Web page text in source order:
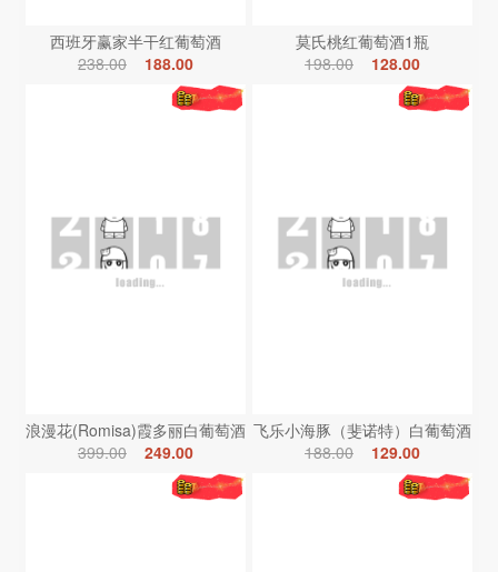
西班牙赢家半干红葡萄酒
238.00
188.00
莫氏桃红葡萄酒1瓶
198.00
128.00
浪漫花(Romisa)霞多丽白葡萄酒
399.00
249.00
飞乐小海豚（斐诺特）白葡萄酒
188.00
129.00